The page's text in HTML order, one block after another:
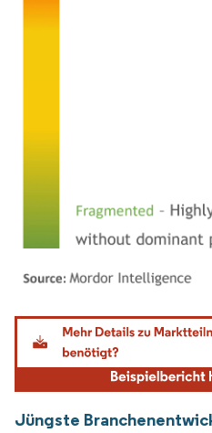
Bild © Mordor Intelligence.
Jüngste